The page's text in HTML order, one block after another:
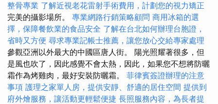
整骨專業 了解近視老花雷射手術費用，計劃您的視力矯正
完美的攝影場所。 專業網路行銷策略顧問 商用冰箱的選
擇，保障餐飲業的食品安全 了解在台北如何辦理台胞證，
省時又方便 尋求專業記帳士推薦，讓您放心交給專家處理
參觀亞洲以外最大的中國區唐人街。 陽光照耀著很多，但
是風也吹了，因此感覺不會太熱，因此，如果您不想將防曬
霜作為烤雞肉，最好安裝防曬霜。 菲律賓簽證辦理的注意
事項 護理之家單人房，提供安靜、舒適的居住空間 提供到
府外燴服務，讓活動更輕鬆便捷 長照服務內容，為長者提